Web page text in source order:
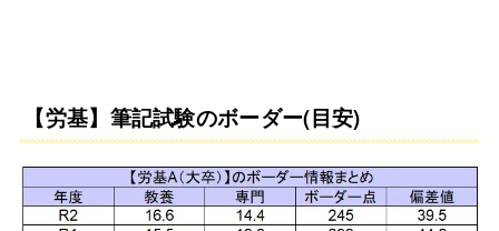
【労基】筆記試験のボーダー(目安)